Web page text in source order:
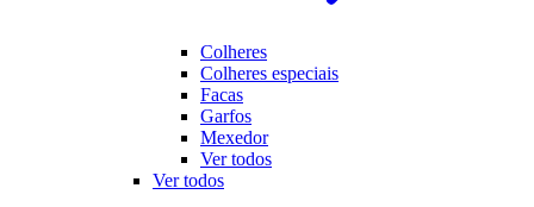
Colheres
Colheres especiais
Facas
Garfos
Mexedor
Ver todos
Ver todos